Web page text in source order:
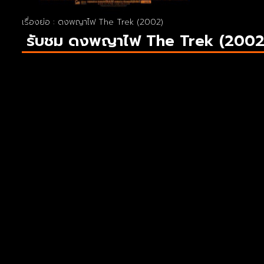
เรื่องย่อ : ดงพญาไฟ The Trek (2002)
รับชม ดงพญาไฟ The Trek